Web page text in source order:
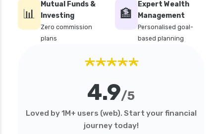
personal loan in karnataka
personal loan in kerala
personal loan in madurai
personal loan in maharashtra
personal loan in tamilnadu
personal loan in tirunelveli
📊
Mutual Funds &
Investing
Zero commission
plans
🏦
Expert Wealth
Management
Personalised goal-
based planning
★★★★★
4.9/5
Loved by 1M+ users (web). Start your financial
journey today!